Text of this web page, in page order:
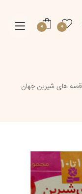
0
0
قصه های شیرین جهان